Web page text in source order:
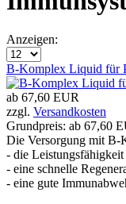
Anzeigen:
B-Komplex Liquid für
ab 67,60 EUR
zzgl. Versandkosten
Grundpreis: ab 67,60
Die Versorgung mit B-
- die Leistungsfähigkeit
- eine schnelle
- eine gute